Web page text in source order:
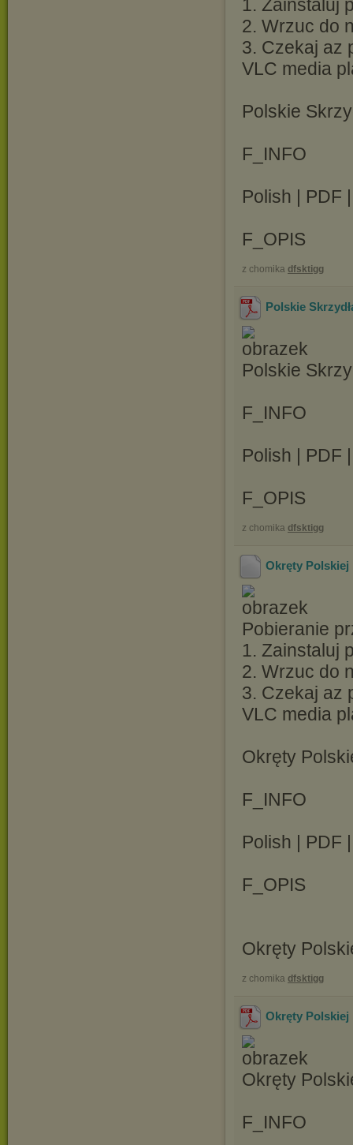
1. Zainstaluj
2. Wrzuc do
3. Czekaj az
VLC media
Polskie
F_INFO
Polish | PDF
F_OPIS
z chomika dfsktigg
Polskie
Polskie
F_INFO
Polish | PDF
F_OPIS
z chomika dfsktigg
Okręty Polskiej
Pobieranie
1. Zainstaluj
2. Wrzuc do
3. Czekaj az
VLC media
Okręty
F_INFO
Polish | PDF
F_OPIS
Okręty
z chomika dfsktigg
Okręty Polskiej
Okręty
F_INFO